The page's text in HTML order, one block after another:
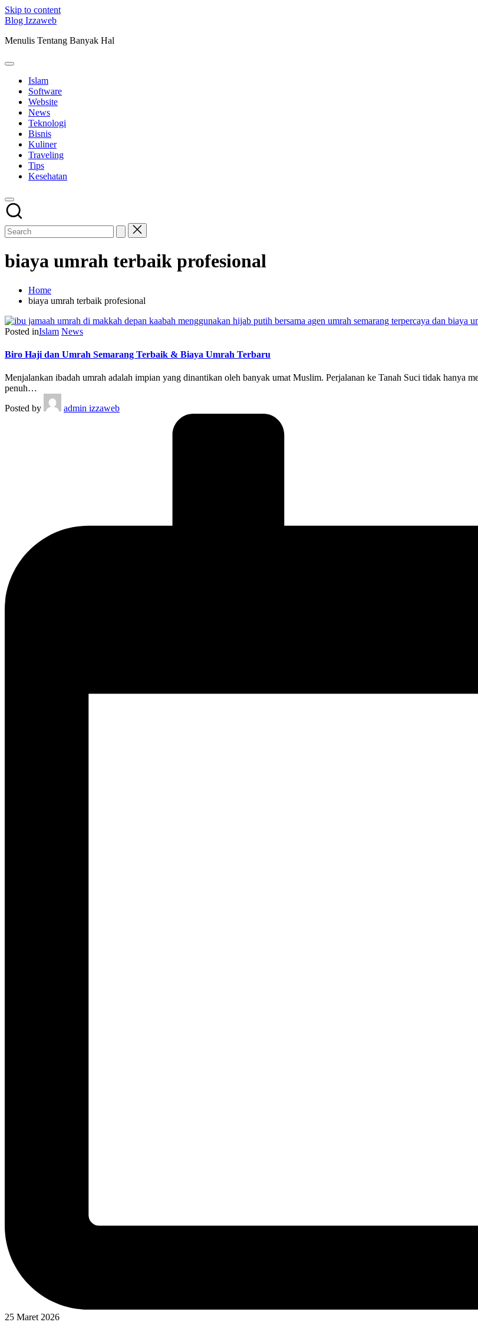
Skip to content
Blog Izzaweb
Menulis Tentang Banyak Hal
Islam
Software
Website
News
Teknologi
Bisnis
Kuliner
Traveling
Tips
Kesehatan
biaya umrah terbaik profesional
Home
biaya umrah terbaik profesional
Posted inIslam News
Biro Haji dan Umrah Semarang Terbaik & Biaya Umrah Terbaru
Menjalankan ibadah umrah adalah impian yang dinantikan oleh banyak umat Muslim. Perjalanan ke Tanah Suci tidak hanya
penuh…
Posted by
admin izzaweb
25 Maret 2026